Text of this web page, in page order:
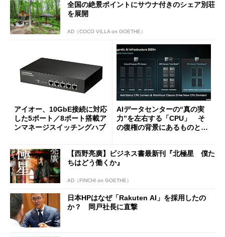
全国の絶景ポイントにサウナ付きのシェア別荘
を展開
AD（COCO VILLA on GOETHE）
アイオー、10GbE接続に対応
した5ポート／8ポート搭載ア
ンマネージスイッチングハブ
AIデータセンターの“真の実
力”を左右する「CPU」 そ
の復権の背景にあるものと
【西野亮廣】ビジネス書最新刊『北極星 僕た
ちはどう働くか』
AD（FINCHI on GOETHE）
日本HPはなぜ「Rakuten AI」を採用したの
か？ 岡戸社長に直撃